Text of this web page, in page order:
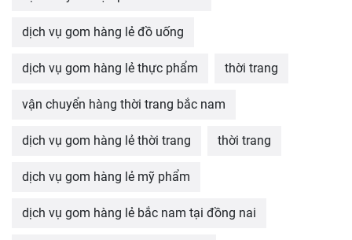
dịch vụ gom hàng lẻ đồ uống
dịch vụ gom hàng lẻ thực phẩm thời trang
vận chuyển hàng thời trang bắc nam
dịch vụ gom hàng lẻ thời trang thời trang
dịch vụ gom hàng lẻ mỹ phẩm
dịch vụ gom hàng lẻ bắc nam tại đồng nai